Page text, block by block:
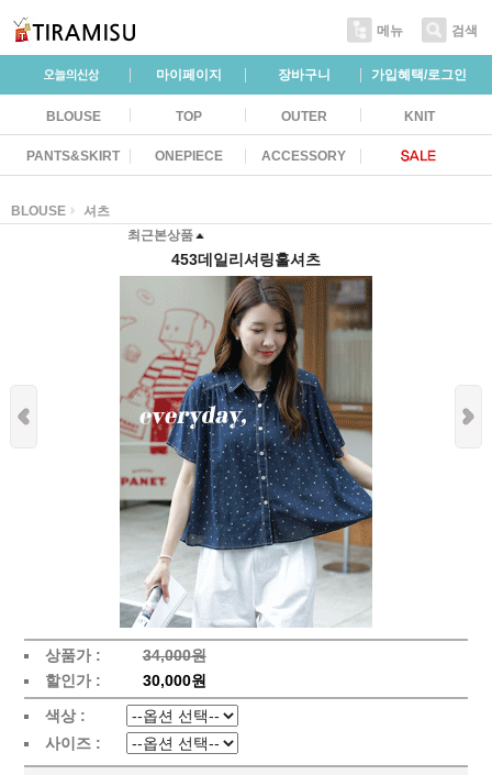
메뉴 검색
마이페이지 장바구니 가입혜택/로그인
BLOUSE TOP OUTER KNIT
PANTS&SKIRT ONEPIECE ACCESSORY
BLOUSE
셔츠
최근본상품
453데일리셔링훌셔츠
상품가 :
34,000원
할인가 :
30,000원
색상 :
사이즈 :